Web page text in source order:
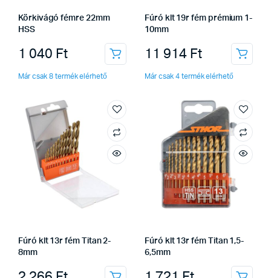
Körkivágó fémre 22mm
HSS
1 040 Ft
Már csak 8 termék elérhető
Fúró klt 19r fém prémium 1-
10mm
11 914 Ft
Már csak 4 termék elérhető
Fúró klt 13r fém Titan 2-
8mm
Fúró klt 13r fém Titan 1,5-
6,5mm